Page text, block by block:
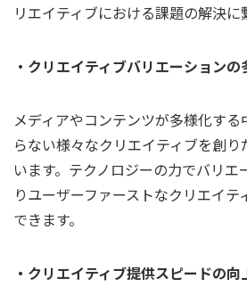
リエイティブにおける課題の解決に
・クリエイティブバリエーションの
メディアやコンテンツが多様化す
らない様々なクリエイティブを創
います。テクノロジーの力でバリエ
りユーザーファーストなクリエイ
できます。
・クリエイティブ提供スピードの向